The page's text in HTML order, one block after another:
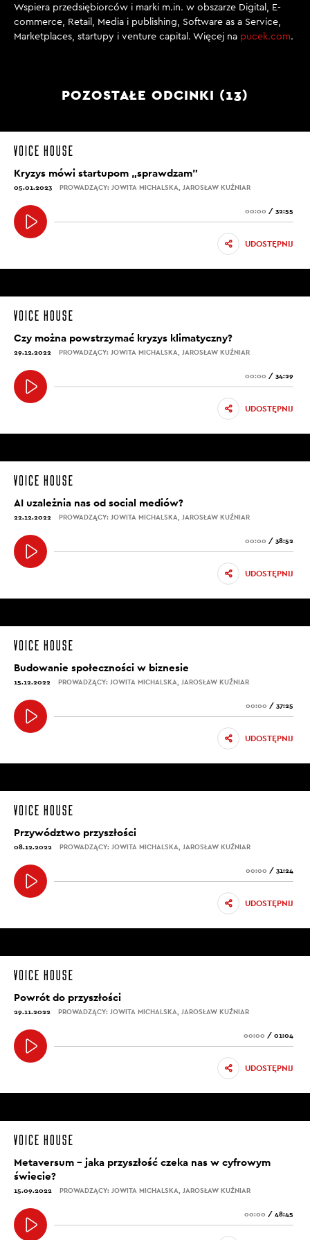
Wspiera przedsiębiorców i marki m.in. w obszarze Digital, E-
commerce, Retail, Media i publishing, Software as a Service,
Marketplaces, startupy i venture capital. Więcej na pucek.com.
POZOSTAŁE ODCINKI (13)
Kryzys mówi startupom „sprawdzam”
05.01.2023 PROWADZĄCY: JOWITA MICHALSKA, JAROSŁAW KUŹNIAR
00:00 / 32:55
UDOSTĘPNIJ
Czy można powstrzymać kryzys klimatyczny?
29.12.2022 PROWADZĄCY: JOWITA MICHALSKA, JAROSŁAW KUŹNIAR
00:00 / 34:29
UDOSTĘPNIJ
AI uzależnia nas od social mediów?
22.12.2022 PROWADZĄCY: JOWITA MICHALSKA, JAROSŁAW KUŹNIAR
00:00 / 38:52
UDOSTĘPNIJ
Budowanie społeczności w biznesie
15.12.2022 PROWADZĄCY: JOWITA MICHALSKA, JAROSŁAW KUŹNIAR
00:00 / 37:25
UDOSTĘPNIJ
Przywództwo przyszłości
08.12.2022 PROWADZĄCY: JOWITA MICHALSKA, JAROSŁAW KUŹNIAR
00:00 / 31:24
UDOSTĘPNIJ
Powrót do przyszłości
29.11.2022 PROWADZĄCY: JOWITA MICHALSKA, JAROSŁAW KUŹNIAR
00:00 / 01:04
UDOSTĘPNIJ
Metaversum – jaka przyszłość czeka nas w cyfrowym
świecie?
15.09.2022 PROWADZĄCY: JOWITA MICHALSKA, JAROSŁAW KUŹNIAR
00:00 / 48:45